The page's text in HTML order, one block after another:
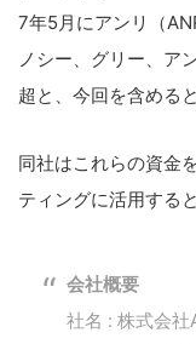
7年5月にアンリ（
ノシー、グリー、ア
超と、今回を含める
同社はこれらの資金
ティングに活用する
会社概要
社名 : 株式会